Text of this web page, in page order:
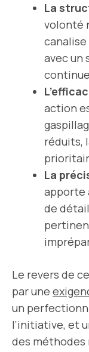
La
volonté
avec un
action
réduits,
La
apporte
de
Le revers de
par une
un
l’initiative, et
des méthodes